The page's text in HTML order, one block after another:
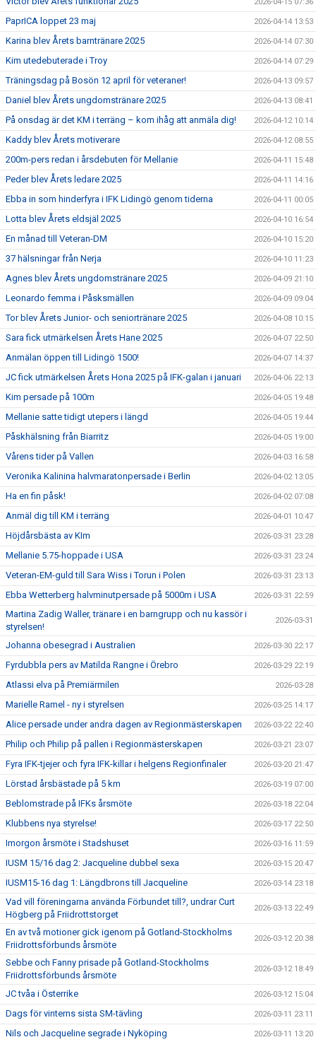
PaprICA loppet 23 maj 2026-04-14 13:53
Karina blev Årets barntränare 2025 2026-04-14 07:30
Kim utedebuterade i Troy 2026-04-14 07:29
Träningsdag på Bosön 12 april för veteraner! 2026-04-13 09:57
Daniel blev Årets ungdomstränare 2025 2026-04-13 08:41
På onsdag är det KM i terräng – kom ihåg att anmäla dig! 2026-04-12 10:14
Kaddy blev Årets motiverare 2026-04-12 08:55
200m-pers redan i årsdebuten för Mellanie 2026-04-11 15:48
Peder blev Årets ledare 2025 2026-04-11 14:16
Ebba in som hinderfyra i IFK Lidingö genom tiderna 2026-04-11 00:05
Lotta blev Årets eldsjäl 2025 2026-04-10 16:54
En månad till Veteran-DM 2026-04-10 15:20
37 hälsningar från Nerja 2026-04-10 11:23
Agnes blev Årets ungdomstränare 2025 2026-04-09 21:10
Leonardo femma i Påsksmällen 2026-04-09 09:04
Tor blev Årets Junior- och seniortränare 2025 2026-04-08 10:15
Sara fick utmärkelsen Årets Hane 2025 2026-04-07 22:50
Anmälan öppen till Lidingö 1500! 2026-04-07 14:37
JC fick utmärkelsen Årets Hona 2025 på IFK-galan i januari 2026-04-06 22:13
Kim persade på 100m 2026-04-05 19:48
Mellanie satte tidigt utepers i längd 2026-04-05 19:44
Påskhälsning från Biarritz 2026-04-05 19:00
Vårens tider på Vallen 2026-04-03 16:58
Veronika Kalinina halvmaratonpersade i Berlin 2026-04-02 13:05
Ha en fin påsk! 2026-04-02 07:08
Anmäl dig till KM i terräng 2026-04-01 10:47
Höjdårsbästa av KIm 2026-03-31 23:28
Mellanie 5.75-hoppade i USA 2026-03-31 23:24
Veteran-EM-guld till Sara Wiss i Torun i Polen 2026-03-31 23:13
Ebba Wetterberg halvminutpersade på 5000m i USA 2026-03-31 22:59
Martina Zadig Waller, tränare i en barngrupp och nu kassör i
styrelsen!
2026-03-31
Johanna obesegrad i Australien 2026-03-30 22:17
Fyrdubbla pers av Matilda Rangne i Örebro 2026-03-29 22:19
Atlassi elva på Premiärmilen 2026-03-28
Marielle Ramel - ny i styrelsen 2026-03-25 14:17
Alice persade under andra dagen av Regionmästerskapen 2026-03-22 22:40
Philip och Philip på pallen i Regionmästerskapen 2026-03-21 23:07
Fyra IFK-tjejer och fyra IFK-killar i helgens Regionfinaler 2026-03-20 21:47
Lörstad årsbästade på 5 km 2026-03-19 07:00
Beblomstrade på IFKs årsmöte 2026-03-18 22:04
Klubbens nya styrelse! 2026-03-17 22:50
Imorgon årsmöte i Stadshuset 2026-03-16 11:59
IUSM 15/16 dag 2: Jacqueline dubbel sexa 2026-03-15 20:47
IUSM15-16 dag 1: Längdbrons till Jacqueline 2026-03-14 23:18
Vad vill föreningarna använda Förbundet till?, undrar Curt
Högberg på Friidrottstorget
2026-03-13 22:49
En av två motioner gick igenom på Gotland-Stockholms
Friidrottsförbunds årsmöte
2026-03-12 20:38
Sebbe och Fanny prisade på Gotland-Stockholms
Friidrottsförbunds årsmöte
2026-03-12 18:49
JC tvåa i Österrike 2026-03-12 15:04
Dags för vinterns sista SM-tävling 2026-03-11 23:11
Nils och Jacqueline segrade i Nyköping 2026-03-11 13:20